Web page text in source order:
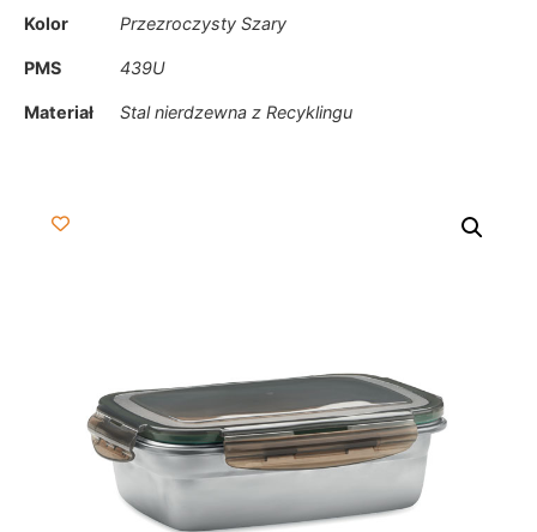
Kolor Przezroczysty Szary
PMS 439U
Materiał Stal nierdzewna z Recyklingu